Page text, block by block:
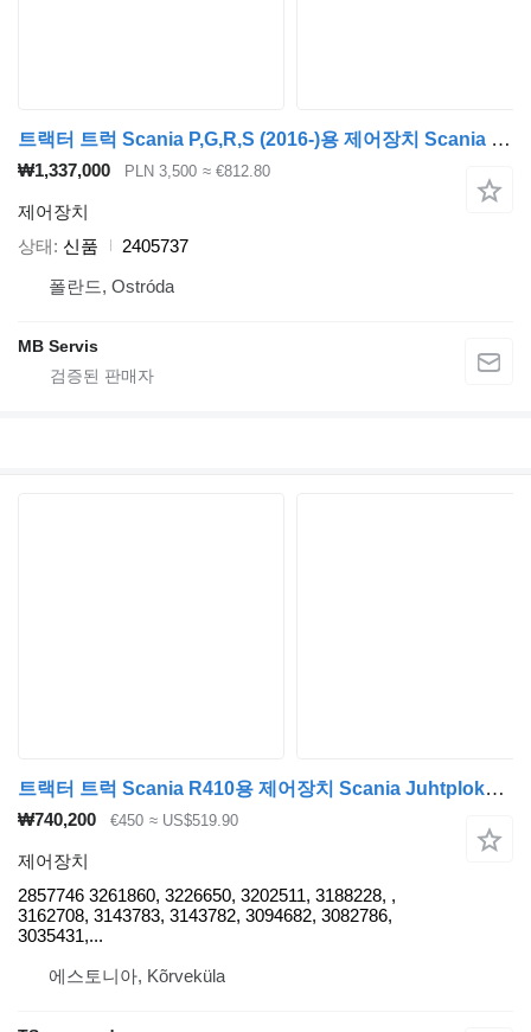
트랙터 트럭 Scania P,G,R,S (2016-)용 제어장치 Scania 2405737
₩1,337,000 PLN 3,500 ≈ €812.80
제어장치
상태
신품
2405737
폴란드, Ostróda
MB Servis
트랙터 트럭 Scania R410용 제어장치 Scania Juhtplokk, CMS1 2857746
₩740,200 €450 ≈ US$519.90
제어장치
2857746 3261860, 3226650, 3202511, 3188228, ,
3162708, 3143783, 3143782, 3094682, 3082786,
3035431,...
에스토니아, Kõrveküla